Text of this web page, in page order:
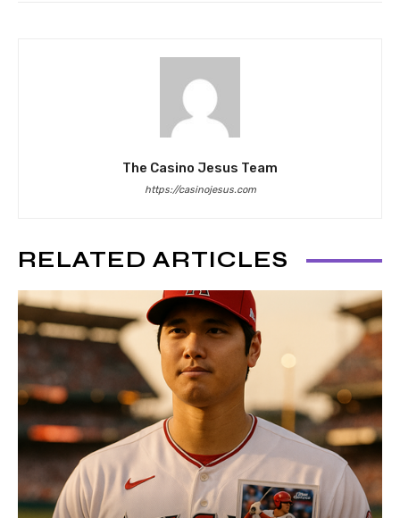
The Casino Jesus Team
https://casinojesus.com
RELATED ARTICLES